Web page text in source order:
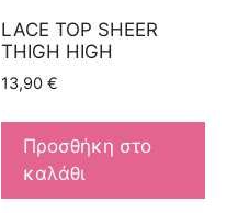
LACE TOP SHEER
THIGH HIGH
13,90 €
Προσθήκη στο
καλάθι